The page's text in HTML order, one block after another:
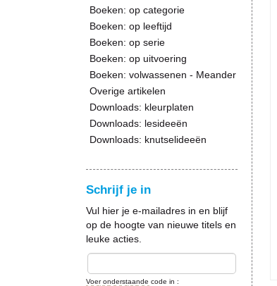
Boeken: op categorie
Boeken: op leeftijd
Boeken: op serie
Boeken: op uitvoering
Boeken: volwassenen - Meander
Overige artikelen
Downloads: kleurplaten
Downloads: lesideeën
Downloads: knutselideeën
Schrijf je in
Vul hier je e-mailadres in en blijf
op de hoogte van nieuwe titels en
leuke acties.
Voer onderstaande code in :